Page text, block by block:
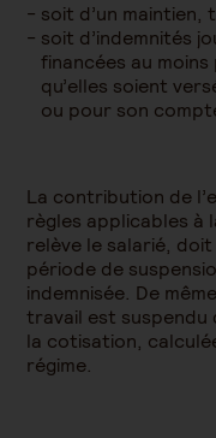
soit d’un
soit d’indemnités
financées au
qu’elles soient
ou pour son
La contribution de
règles applicables à
relève le salarié,
période de
indemnisée. De
travail est
la cotisation,
régime.